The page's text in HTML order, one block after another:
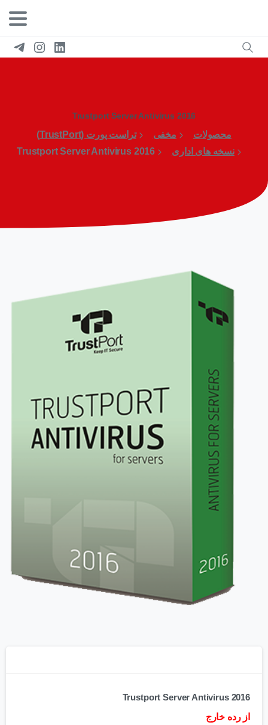
Trustport Server Antivirus 2016
محصولات مخفی
تراست پورت (TrustPort)
نسخه های اداری
Trustport Server Antivirus 2016
Trustport Server Antivirus 2016
از رده خارج